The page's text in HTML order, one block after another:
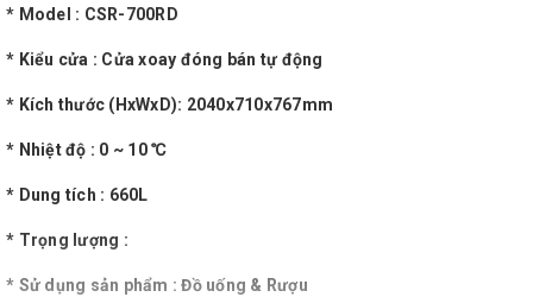
* Model : CSR-700RD
* Kiểu cửa : Cửa xoay đóng bán tự động
* Kích thước (HxWxD): 2040x710x767mm
* Nhiệt độ : 0 ~ 10 ℃
* Dung tích : 660L
* Trọng lượng :
* Sử dụng sản phẩm : Đồ uống & Rượu